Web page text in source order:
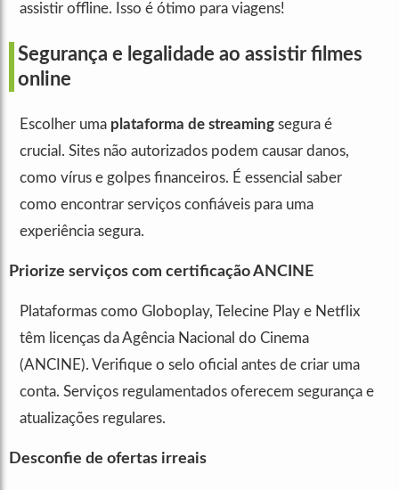
assistir offline. Isso é ótimo para viagens!
Segurança e legalidade ao assistir filmes
online
Escolher uma plataforma de streaming segura é
crucial. Sites não autorizados podem causar danos,
como vírus e golpes financeiros. É essencial saber
como encontrar serviços confiáveis para uma
experiência segura.
Priorize serviços com certificação ANCINE
Plataformas como Globoplay, Telecine Play e Netflix
têm licenças da Agência Nacional do Cinema
(ANCINE). Verifique o selo oficial antes de criar uma
conta. Serviços regulamentados oferecem segurança e
atualizações regulares.
Desconfie de ofertas irreais